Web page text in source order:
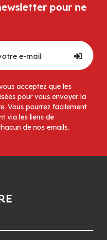
pour ne
acceptez que les
pour vous envoyer la
Vous pourrez facilement
via les liens de
de nos emails.